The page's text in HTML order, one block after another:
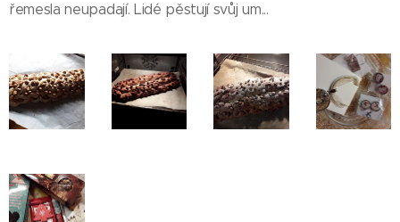
řemesla neupadají. Lidé pěstují svůj um...